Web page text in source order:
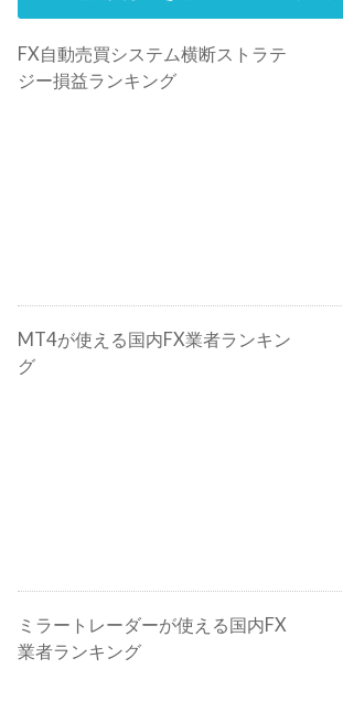
FX自動売買システム横断ストラテ
ジー損益ランキング
MT4が使える国内FX業者ランキン
グ
ミラートレーダーが使える国内FX
業者ランキング